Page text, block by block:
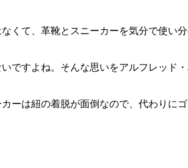
くて、革靴とスニーカーを気分で使い分
ですよね。そんな思いをアルフレッド
ーは紐の着脱が面倒なので、代わりに